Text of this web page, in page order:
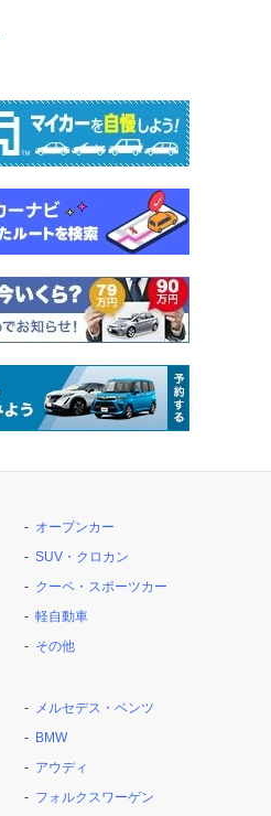
オープンカー
SUV・クロカン
クーペ・スポーツカー
軽自動車
その他
メルセデス・ベンツ
BMW
アウディ
フォルクスワーゲン